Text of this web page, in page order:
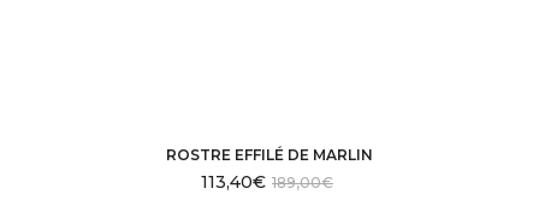
ROSTRE EFFILÉ DE MARLIN
189,00€
113,40€